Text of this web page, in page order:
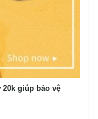
giúp bảo vệ